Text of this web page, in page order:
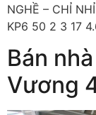
NGHỀ – CHỈ
KP6 50 2 3 17
Bán
Vương